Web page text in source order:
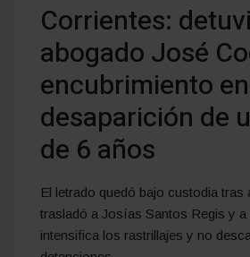
Corrientes:
abogado José
encubrimiento
desaparición de
de 6 años
El letrado quedó bajo custodia tras
trasladó a Josías Santos Regis y a
intensifica los rastrillajes y no